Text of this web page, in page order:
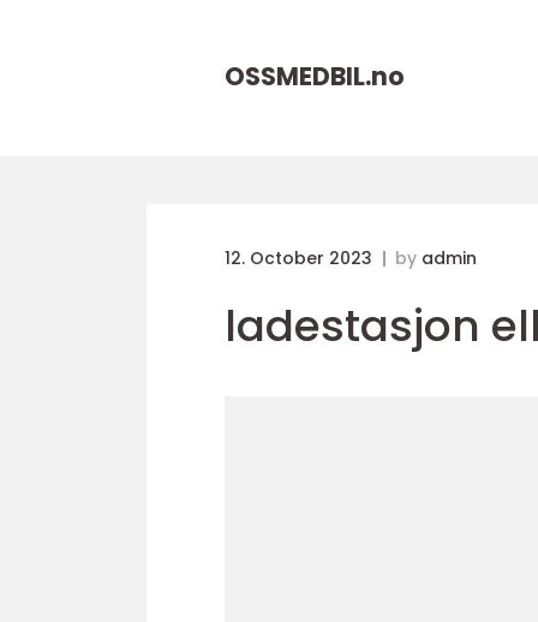
OSSMEDBIL.no
12. October 2023 by admin
ladestasjon